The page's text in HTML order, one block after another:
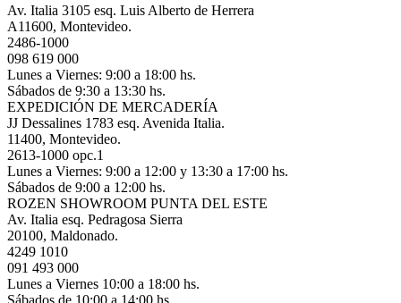
Av. Italia 3105 esq. Luis Alberto de Herrera
A11600, Montevideo.
2486-1000
098 619 000
Lunes a Viernes: 9:00 a 18:00 hs.
Sábados de 9:30 a 13:30 hs.
EXPEDICIÓN DE MERCADERÍA
JJ Dessalines 1783 esq. Avenida Italia.
11400, Montevideo.
2613-1000 opc.1
Lunes a Viernes: 9:00 a 12:00 y 13:30 a 17:00 hs.
Sábados de 9:00 a 12:00 hs.
ROZEN SHOWROOM PUNTA DEL ESTE
Av. Italia esq. Pedragosa Sierra
20100, Maldonado.
4249 1010
091 493 000
Lunes a Viernes 10:00 a 18:00 hs.
Sábados de 10:00 a 14:00 hs.